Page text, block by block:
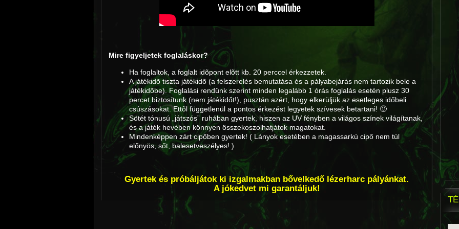
Mire figyeljetek foglaláskor?
Ha foglaltok, a foglalt idõpont elõtt kb. 20 perccel érkezzetek.
A játékidõ tiszta játékidõ (a felszerelés bemutatása és a pályabejárás nem tartozik bele a
játékidõbe). Foglalási rendünk szerint minden legalább 1 órás foglalás esetén plusz 30
percet biztosítunk (nem játékidőt!), pusztán azért, hogy elkerüljük az esetleges időbeli
csúszásokat. Ettõl függetlenül a pontos érkezést legyetek szívesek betartani! 🙂
Sötét tónusú „játszós” ruhában gyertek, hiszen az UV fényben a világos színek világítanak,
és a játék hevében könnyen összekoszolhatjátok magatokat.
Mindenképpen zárt cipőben gyertek! ( Lányok esetében a magassarkú cipő nem túl
előnyös, sőt, balesetveszélyes! )
Gyertek és próbáljátok ki izgalmakban bővelkedő lézerharc pályánkat.
A jókedvet mi garantáljuk!